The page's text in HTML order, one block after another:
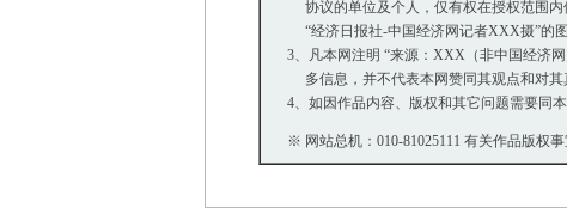
协议的单位及个人，仅有权在授权范围内
“经济日报社-中国经济网记者XXX摄”的
3、凡本网注明 “来源：XXX（非中国经济
多信息，并不代表本网赞同其观点和对其
4、如因作品内容、版权和其它问题需要同
※ 网站总机：010-81025111 有关作品版权事